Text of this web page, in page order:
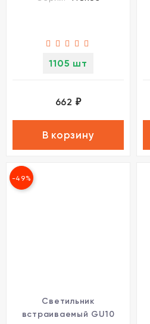
WIR
1105 шт
662 ₽
В корзину
-49%
Светильник
встраиваемый GU10